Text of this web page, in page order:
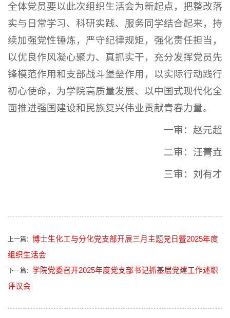
全体党员要以此次组织生活会为新起点，把整改落
实与日常学习、科研实践、服务同学结合起来，持
续加强党性锤炼，严守纪律规矩，强化责任担当，
以优良作风凝心聚力、真抓实干，充分发挥党员先
锋模范作用和支部战斗堡垒作用，以实际行动践行
初心使命，为学院高质量发展、以中国式现代化全
面推进强国建设和民族复兴伟业贡献青春力量。
一审：赵元超
二审：汪菁垚
三审：刘有才
上一篇： 博士生化工与分化党支部开展三月主题党日暨2025年度
组织生活会
下一篇： 学院党委召开2025年度党支部书记抓基层党建工作述职
评议会